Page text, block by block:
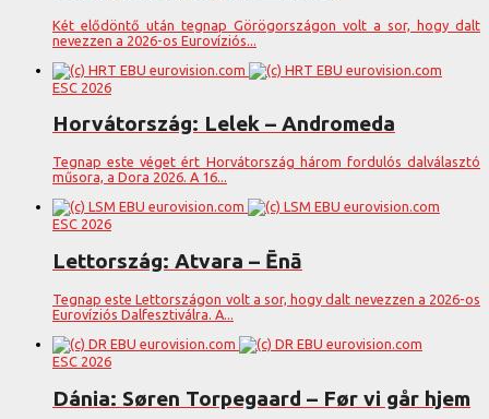
Két elődöntő után tegnap Görögországon volt a sor, hogy dalt
nevezzen a 2026-os Eurovíziós...
ESC 2026
Horvátország: Lelek – Andromeda
Tegnap este véget ért Horvátország három fordulós dalválasztó
műsora, a Dora 2026. A 16...
ESC 2026
Lettország: Atvara – Ēnā
Tegnap este Lettországon volt a sor, hogy dalt nevezzen a 2026-os
Eurovíziós Dalfesztiválra. A...
ESC 2026
Dánia: Søren Torpegaard – Før vi går hjem